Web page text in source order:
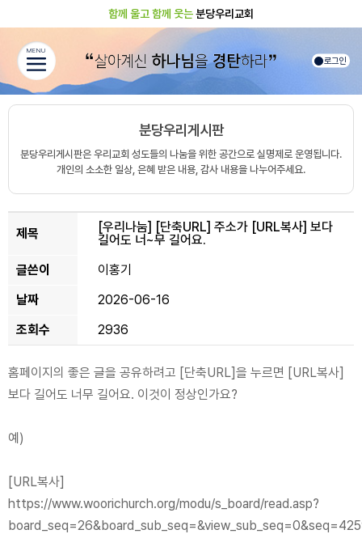
함께 울고 함께 웃는분당우리교회
로그인
MENU
분당우리게시판
분당우리게시판은 우리교회 성도들의 나눔을 위한 공간으로 실명제로 운영됩니다.
개인의 소소한 일상, 은혜 받은 내용, 감사 내용을 나누어주세요.
제목 [우리나눔] [단축URL] 주소가 [URL복사] 보다
길어도 너~무 길어요.
글쓴이
이홍기
날짜
2026-06-16
조회수
2936
홈페이지의 좋은 글을 공유하려고 [단축URL]을 누르면 [URL복사]
보다 길어도 너무 길어요. 이것이 정상인가요?
예)
[URL복사]
https://www.woorichurch.org/modu/s_board/read.asp?